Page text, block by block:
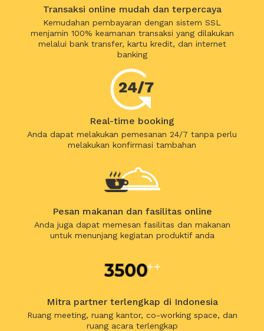
Transaksi online mudah dan terpercaya
Kemudahan pembayaran dengan sistem SSL
menjamin 100% keamanan transaksi yang dilakukan
melalui bank transfer, kartu kredit, dan internet
banking
Real-time booking
Anda dapat melakukan pemesanan 24/7 tanpa perlu
melakukan konfirmasi tambahan
Pesan makanan dan fasilitas online
Anda juga dapat memesan fasilitas dan makanan
untuk menunjang kegiatan produktif anda
Mitra partner terlengkap di Indonesia
Ruang meeting, ruang kantor, co-working space, dan
ruang acara terlengkap